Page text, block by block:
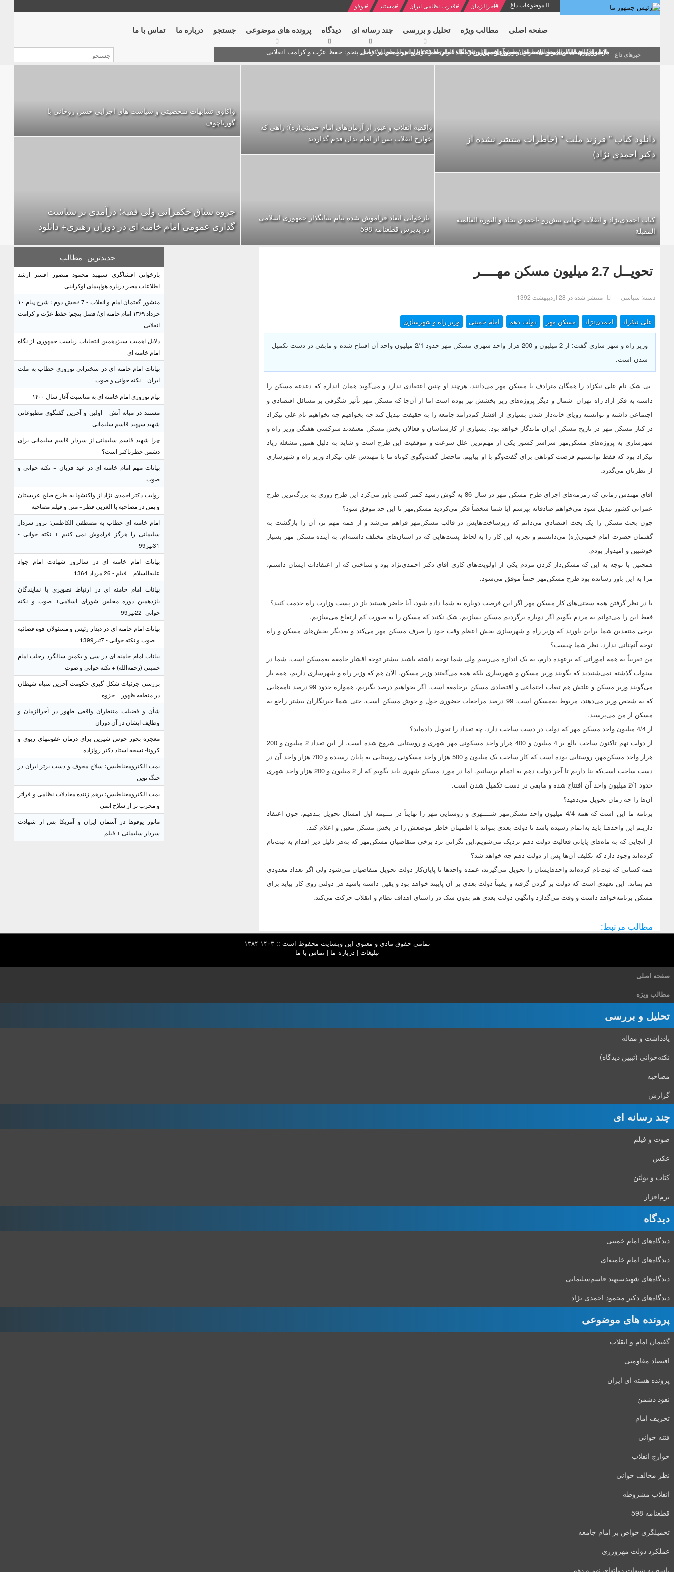
موضوعات داغ #آخرالزمان #قدرت نظامی ایران #مستند #یوفو
صفحه اصلی مطالب ویژه تحلیل و بررسی چند رسانه ای دیدگاه‌ پرونده های موضوعی جستجو درباره ما تماس با ما
خبرهای داغ منشور گفتمان امام و انقلاب - 7 /بخش دوم : شرح پیام ۱۰ خرداد ۱۳۶۹ امام خامنه ای/ فصل پنجم: حفظ عزّت و کرامت انقلابی
بازخوانی افشاگری سپهبد محمود منصور افسر ارشد اطلاعات مصر درباره هواپیمای اوکراینی
دلایل اهمیت سیزدهمین انتخابات ریاست جمهوری از نگاه امام خامنه ای
بیانات امام خامنه ای در سخنرانی نوروزی خطاب به ملت ایران + نکته خوانی و صوت
پیام نوروزی امام خامنه ای به مناسبت آغاز سال ۱۴۰۰
دانلود کتاب " فرزند ملت " (خاطرات منتشر نشده از
دکتر احمدی نژاد)
کتاب احمدی‌نژاد و انقلاب جهانی پيش‌رو -احمدي نجاد و الثورة العالمیة
المقبلة
واقفیه‌ انقلاب و عبور از آرمان‌های امام خمینی(ره)؛ راهی که
خوارج انقلاب پس از امام بدان قدم گذاردند
بازخوانی ابعاد فراموش شده پیام بنیانگذار جمهوری اسلامی
در پذیرش قطعنامه 598
واکاوی تشابهات شخصیتی و سیاست های اجرایی حسن روحانی با
گورباچوف
جزوه سیاق حکمرانی ولی فقیه؛ درآمدی بر سیاست
گذاری عمومی امام خامنه ای در دوران رهبری+ دانلود
تحویــل 2.7 میلیون مسکن مهــــر
دسته: سیاسی منتشر شده در 28 ارديبهشت 1392
علی نیکزاد احمدی‌نژاد مسکن مهر دولت دهم امام خمینی وزیر راه و شهرسازی
وزیر راه و شهر سازی گفت: از 2 میلیون و 200 هزار واحد شهری مسکن مهر حدود 2/1 میلیون واحد آن افتتاح شده و مابقی در دست تکمیل
شدن است.
بی شک نام علی نیکزاد را همگان مترادف با مسکن مهر می‌دانند، هرچند او چنین اعتقادی ندارد و می‌گوید همان اندازه که دغدغه مسکن را
داشته به فکر آزاد راه تهران- شمال و دیگر پروژه‌های زیر بخشش نیز بوده است اما از آن‌جا که مسکن مهر تأثیر شگرفی بر مسائل اقتصادی و
اجتماعی داشته و توانسته رویای خانه‌دار شدن بسیاری از اقشار کم‌درآمد جامعه را به حقیقت تبدیل کند چه بخواهیم چه نخواهیم نام علی نیکزاد
در کنار مسکن مهر در تاریخ مسکن ایران ماندگار خواهد بود. بسیاری از کارشناسان و فعالان بخش مسکن معتقدند سرکشی هفتگی وزیر راه و
شهرسازی به پروژه‌های مسکن‌مهر سراسر کشور یکی از مهم‌ترین علل سرعت و موفقیت این طرح است و شاید به دلیل همین مشغله زیاد
نیکزاد بود که فقط توانستیم فرصت کوتاهی برای گفت‌وگو با او بیابیم. ماحصل گفت‌وگوی کوتاه ما با مهندس علی نیکزاد وزیر راه و شهرسازی
از نظرتان می‌گذرد.
آقای مهندس زمانی که زمزمه‌های اجرای طرح مسکن مهر در سال 86 به گوش رسید کمتر کسی باور می‌کرد این طرح روزی به بزرگ‌ترین طرح
عمرانی کشور تبدیل شود می‌خواهم صادقانه بپرسم آیا شما شخصاً فکر می‌کردید مسکن‌مهر تا این حد موفق شود؟
چون بحث مسکن را یک بحث اقتصادی می‌دانم که زیرساخت‌هایش در قالب مسکن‌مهر فراهم می‌شد و از همه مهم تر، آن‌ را بازگشت به
گفتمان حضرت امام خمینی(ره) می‌دانستم و تجربه این کار را به لحاظ پست‌هایی که‌ در استان‌های مختلف داشته‌ام، به آینده مسکن مهر بسیار
خوشبین و امیدوار بودم.
همچنین با توجه به این که مسکن‌دار کردن مردم یکی از اولویت‌های کاری آقای دکتر احمدی‌نژاد بود و شناختی که از اعتقادات ایشان داشتم،
مرا به این باور رسانده بود طرح مسکن‌مهر حتماً موفق می‌شود.
با در نظر گرفتن همه سختی‌های کار مسکن مهر اگر این فرصت دوباره به شما داده شود، آیا حاضر هستید باز در پست وزارت راه خدمت کنید؟
فقط این را می‌توانم به مردم بگویم اگر دوباره برگردیم مسکن بسازیم، شک نکنید که مسکن را به صورت کم ‌ارتفاع می‌سازیم.
برخی منتقدین شما براین باورند که وزیر راه و شهرسازی بخش اعظم وقت خود را صرف مسکن مهر می‌کند و به‌دیگر بخش‌های مسکن و راه
توجه آنچنانی ندارد، نظر شما چیست؟
من تقریباً به همه اموراتی که برعهده دارم، به یک اندازه می‌رسم ولی شما توجه داشته باشید بیشتر توجه اقشار جامعه به‌مسکن است. شما در
سنوات گذشته نمی‌شنیدید که بگویند وزیر مسکن و شهرسازی بلکه همه می‌گفتند وزیر مسکن. الآن هم که وزیر راه و شهرسازی داریم، همه باز
می‌گویند وزیر مسکن و علتش هم تبعات اجتماعی و اقتصادی مسکن برجامعه است. اگر بخواهیم درصد بگیریم، همواره حدود 99 درصد نامه‌هایی
که به شخص وزیر می‌دهند، مربوط به‌مسکن است. 99 درصد مراجعات حضوری حول و حوش مسکن است، حتی شما خبرنگاران بیشتر راجع به
مسکن از من می‌پرسید.
از 4/4 میلیون واحد مسکن مهر که دولت در دست ساخت دارد، چه تعداد را تحویل داده‌اید؟
از دولت نهم تاکنون ساخت بالغ بر 4 میلیون و 400 هزار واحد مسکونی مهر شهری و روستایی شروع شده است. از این تعداد 2 میلیون و 200
هزار واحد مسکن‌مهر، روستایی بوده است که کار ساخت یک میلیون و 500 هزار واحد مسکونی روستایی به پایان رسیده و 700 هزار واحد آن در
دست ساخت است‌که بنا داریم تا آخر دولت دهم به اتمام برسانیم. اما در مورد مسکن شهری باید بگویم که از 2 میلیون و 200 هزار واحد شهری
حدود 2/1 میلیون واحد آن افتتاح شده و مابقی در دست تکمیل شدن است.
آن‌ها را چه زمان تحویل می‌دهید؟
برنامه ما این است که همه 4/4‌ میلیون واحد مسکن‌مهر شــــهری و روستایی مهر را نهایتاً در نـــیمه اول امسال تحویل بـدهیم، چون اعتقاد
داریـم این واحدهـا باید به‌اتمام رسیده باشد تا دولت بعدی بتواند با اطمینان خاطر موضعش را در بخش مسکن معین و اعلام کند.
از آنجایی که به ماه‌های پایانی فعالیت دولت دهم نزدیک می‌شویم،این نگرانی نزد برخی متقاضیان مسکن‌مهر که به‌هر دلیل دیر اقدام به ثبت‌نام
کرده‌اند وجود دارد که تکلیف آن‌ها پس از دولت دهم چه خواهد شد؟
همه کسانی که ثبت‌نام کرده‌اند واحدهایشان را تحویل می‌گیرند، عمده واحدها تا پایان‌کار دولت تحویل متقاضیان می‌شود ولی اگر تعداد معدودی
هم بماند. این تعهدی است که دولت بر گردن گرفته و یقیناً دولت بعدی بر آن پایبند خواهد بود و یقین داشته باشید هر دولتی روی کار بیاید برای
مسکن برنامه‌خواهد داشت و وقت می‌گذارد وانگهی دولت بعدی هم بدون شک در راستای اهداف نظام و انقلاب حرکت می‌کند.
مطالب مرتبط:
جدیدترین مطالب
بازخوانی افشاگری سپهبد محمود منصور افسر ارشد
اطلاعات مصر درباره هواپیمای اوکراینی
منشور گفتمان امام و انقلاب - 7 /بخش دوم : شرح پیام ۱۰
خرداد ۱۳۶۹ امام خامنه ای/ فصل پنجم: حفظ عزّت و کرامت
انقلابی
دلایل اهمیت سیزدهمین انتخابات ریاست جمهوری از نگاه
امام خامنه ای
بیانات امام خامنه ای در سخنرانی نوروزی خطاب به ملت
ایران + نکته خوانی و صوت
پیام نوروزی امام خامنه ای به مناسبت آغاز سال ۱۴۰۰
مستند در میانه آتش - اولین و آخرین گفتگوی مطبوعاتی
شهید سپهبد قاسم سلیمانی
چرا شهید قاسم سلیمانی از سردار قاسم سلیمانی برای
دشمن خطرناکتر است؟
بیانات مهم امام خامنه ای در عید قربان + نکته خوانی و
صوت
روایت دکتر احمدی نژاد از واکنشها به طرح صلح عربستان
و یمن در مصاحبه با العربی قطر+ متن و فیلم مصاحبه
امام خامنه ای خطاب به مصطفی الکاظمی: ترور سردار
سلیمانی را هرگز فراموش نمی کنیم + نکته خوانی -
31تیر99
بیانات امام خامنه ای در سالروز شهادت امام جواد
علیه‌السلام + فیلم - 26 مرداد 1364
بیانات امام خامنه ای در ارتباط تصویری با نمایندگان
یازدهمین دوره مجلس شورای اسلامی+ صوت و نکته
خوانی- 22تیر99
بیانات امام خامنه ای در دیدار رئیس و مسئولان قوه قضائیه
+ صوت و نکته خوانی - 7تیر1399
بیانات امام خامنه ای در سی و یکمین سالگرد رحلت امام
خمینی (رحمه‌الله) + نکته خوانی و صوت
بررسی جزئیات شکل گیری حکومت آخرین سپاه شیطان
در منطقه ظهور + جزوه
شأن و فضیلت منتظران واقعی ظهور در آخرالزمان و
وظایف ایشان در آن دوران
معجزه بخور جوش شیرین برای درمان عفونتهای ریوی و
کرونا- نسخه استاد دکتر روازاده
بمب الکترومغناطیس؛ سلاح مخوف و دست برتر ایران در
جنگ نوین
بمب الکترومغناطیس؛ برهم زننده معادلات نظامی و فراتر
و مخرب تر از سلاح اتمی
مانور یوفوها در آسمان ایران و آمریکا پس از شهادت
سردار سلیمانی + فیلم
تمامی حقوق مادی و معنوی این وبسایت محفوظ است :: ۱۴۰۳-۱۳۸۴
تبلیغات | درباره ما |تماس با ما
صفحه اصلی
مطالب ویژه
تحلیل و بررسی
یادداشت و مقاله
نکته‌خوانی (تبیین دیدگاه)
مصاحبه
گزارش
چند رسانه ای
صوت و فیلم
عکس
کتاب و بولتن
نرم‌افزار
دیدگاه‌
دیدگاه‌های امام خمینی
دیدگاه‌های امام خامنه‌ای
دیدگاه‌های شهید‌سپهبد قاسم‌سلیمانی
دیدگاه‌های دکتر محمود احمدی نژاد
پرونده های موضوعی
گفتمان امام و انقلاب
اقتصاد مقاومتی
پرونده هسته ای ایران
نفوذ دشمن
تحریف امام
فتنه خوانی
خوارج انقلاب
نظر مخالف خوانی
انقلاب مشروطه
قطعنامه 598
تحمیلگری خواص بر امام جامعه
عملکرد دولت مهرورزی
پاسخ به شبهات دولتهای نهم و دهم